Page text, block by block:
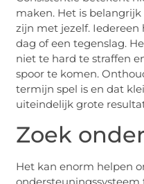
maken. Het is
zijn met jezelf. Iedereen
dag of een tegenslag.
niet te hard te straffen
spoor te komen.
termijn spel is en dat
uiteindelijk grote
Zoek
Het kan enorm helpen